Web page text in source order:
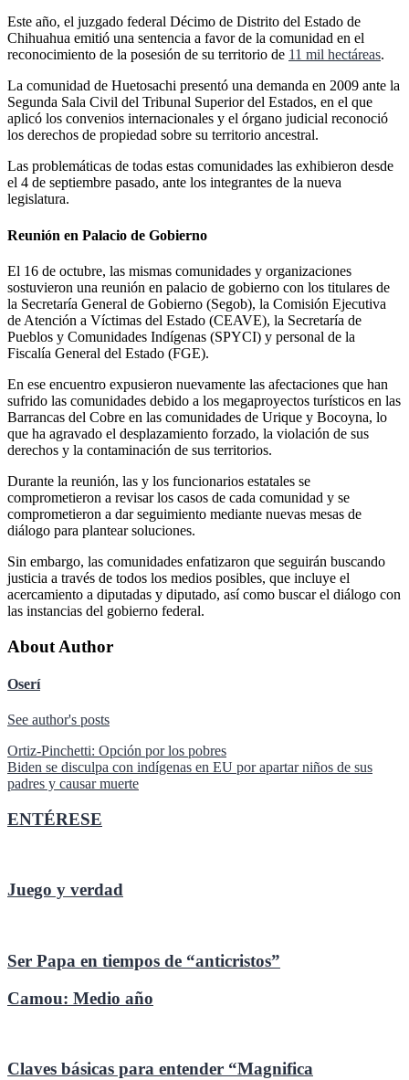
Este año, el juzgado federal Décimo de Distrito del Estado de
Chihuahua emitió una sentencia a favor de la comunidad en el
reconocimiento de la posesión de su territorio de 11 mil hectáreas.
La comunidad de Huetosachi presentó una demanda en 2009 ante la
Segunda Sala Civil del Tribunal Superior del Estados, en el que
aplicó los convenios internacionales y el órgano judicial reconoció
los derechos de propiedad sobre su territorio ancestral.
Las problemáticas de todas estas comunidades las exhibieron desde
el 4 de septiembre pasado, ante los integrantes de la nueva
legislatura.
Reunión en Palacio de Gobierno
El 16 de octubre, las mismas comunidades y organizaciones
sostuvieron una reunión en palacio de gobierno con los titulares de
la Secretaría General de Gobierno (Segob), la Comisión Ejecutiva
de Atención a Víctimas del Estado (CEAVE), la Secretaría de
Pueblos y Comunidades Indígenas (SPYCI) y personal de la
Fiscalía General del Estado (FGE).
En ese encuentro expusieron nuevamente las afectaciones que han
sufrido las comunidades debido a los megaproyectos turísticos en las
Barrancas del Cobre en las comunidades de Urique y Bocoyna, lo
que ha agravado el desplazamiento forzado, la violación de sus
derechos y la contaminación de sus territorios.
Durante la reunión, las y los funcionarios estatales se
comprometieron a revisar los casos de cada comunidad y se
comprometieron a dar seguimiento mediante nuevas mesas de
diálogo para plantear soluciones.
Sin embargo, las comunidades enfatizaron que seguirán buscando
justicia a través de todos los medios posibles, que incluye el
acercamiento a diputadas y diputado, así como buscar el diálogo con
las instancias del gobierno federal.
About Author
Oserí
See author's posts
Navegación
de
Ortiz-Pinchetti: Opción por los pobres
Biden se disculpa con indígenas en EU por apartar niños de sus
padres y causar muerte
ENTÉRESE
Juego y verdad
Ser Papa en tiempos de “anticristos”
Camou: Medio año
Claves básicas para entender “Magnifica